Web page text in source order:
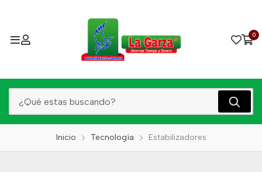
0
Inicio Tecnología Estabilizadores